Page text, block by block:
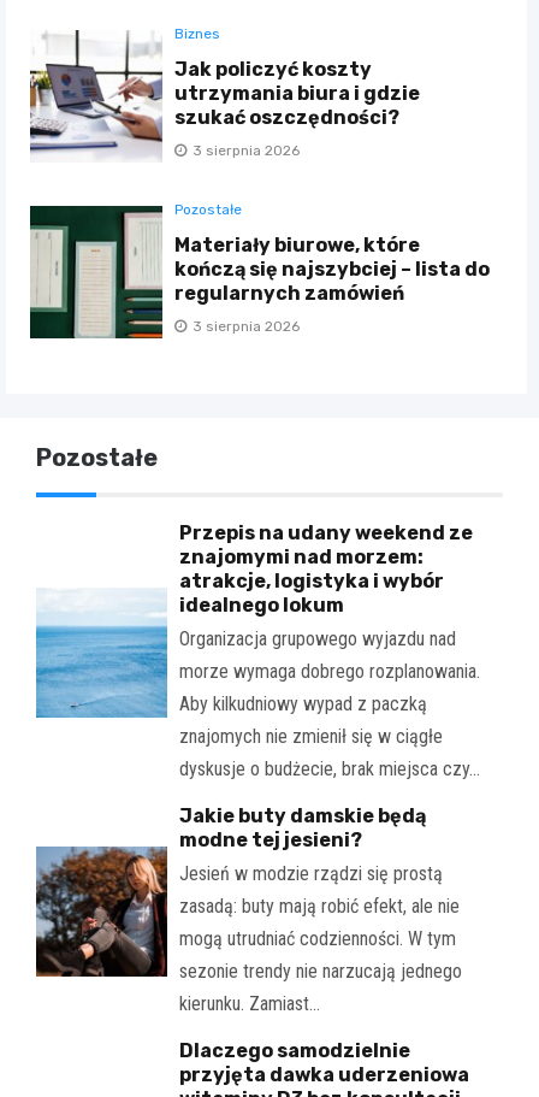
Biznes
Jak policzyć koszty
utrzymania biura i gdzie
szukać oszczędności?
3 sierpnia 2026
Pozostałe
Materiały biurowe, które
kończą się najszybciej – lista do
regularnych zamówień
3 sierpnia 2026
Pozostałe
Przepis na udany weekend ze
znajomymi nad morzem:
atrakcje, logistyka i wybór
idealnego lokum
Organizacja grupowego wyjazdu nad
morze wymaga dobrego rozplanowania.
Aby kilkudniowy wypad z paczką
znajomych nie zmienił się w ciągłe
dyskusje o budżecie, brak miejsca czy…
Jakie buty damskie będą
modne tej jesieni?
Jesień w modzie rządzi się prostą
zasadą: buty mają robić efekt, ale nie
mogą utrudniać codzienności. W tym
sezonie trendy nie narzucają jednego
kierunku. Zamiast…
Dlaczego samodzielnie
przyjęta dawka uderzeniowa